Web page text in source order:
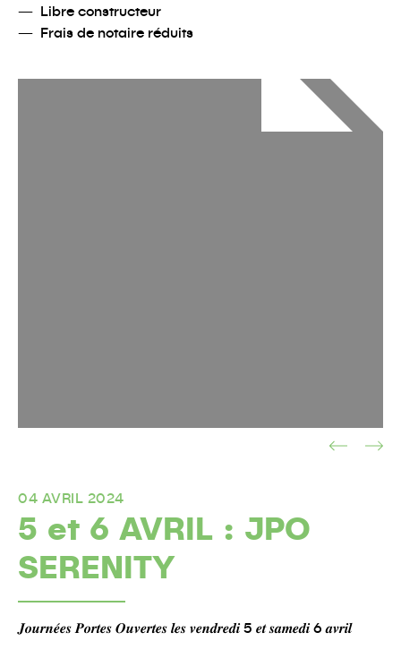
Libre constructeur
Frais de notaire réduits
04 AVRIL 2024
5 et 6 AVRIL : JPO
SERENITY
𝑱𝒐𝒖𝒓𝒏𝒆́𝒆𝒔 𝑷𝒐𝒓𝒕𝒆𝒔 𝑶𝒖𝒗𝒆𝒓𝒕𝒆𝒔 𝒍𝒆𝒔 𝒗𝒆𝒏𝒅𝒓𝒆𝒅𝒊 5 𝒆𝒕 𝒔𝒂𝒎𝒆𝒅𝒊 6 𝒂𝒗𝒓𝒊𝒍